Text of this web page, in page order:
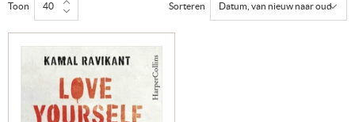
Toon Sorteren